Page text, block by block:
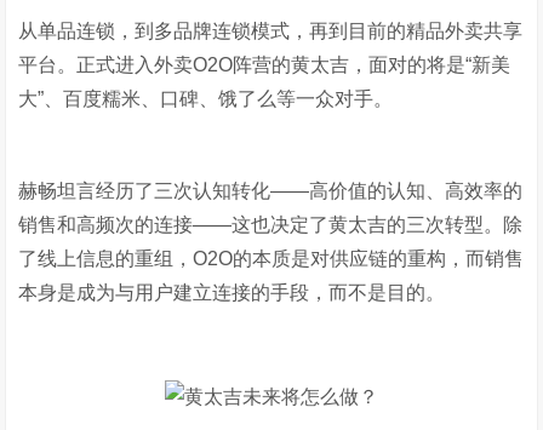
从单品连锁，到多品牌连锁模式，再到目前的精品外卖共享
平台。正式进入外卖O2O阵营的黄太吉，面对的将是“新美
大”、百度糯米、口碑、饿了么等一众对手。
赫畅坦言经历了三次认知转化——高价值的认知、高效率的
销售和高频次的连接——这也决定了黄太吉的三次转型。除
了线上信息的重组，O2O的本质是对供应链的重构，而销售
本身是成为与用户建立连接的手段，而不是目的。